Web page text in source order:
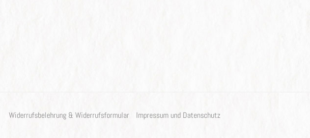
Widerrufsbelehrung & Widerrufsformular Impressum und Datenschutz